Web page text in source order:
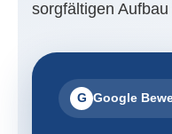
sorgfältigen
G Google